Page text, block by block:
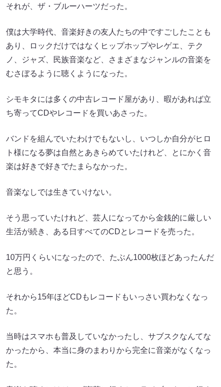
それが、ザ・ブルーハーツだった。
僕は大学時代、音楽好きの友人たちの中ですごしたことも
あり、ロックだけではなくヒップホップやレゲエ、テク
ノ、ジャズ、民族音楽など、さまざまなジャンルの音楽を
むさぼるように聴くようになった。
シモキタには多くの中古レコード屋があり、暇があれば立
ち寄ってCDやレコードを買いあさった。
バンドを組んでいたわけでもないし、いつしか自分がヒロ
ト様になる夢は自然とあきらめていたけれど、とにかく音
楽は好きで好きでたまらなかった。
音楽なしでは生きていけない。
そう思っていたけれど、芸人になってから金銭的に厳しい
生活が続き、ある日すべてのCDとレコードを売った。
10万円くらいになったので、たぶん1000枚ほどあったんだ
と思う。
それから15年ほどCDもレコードもいっさい買わなくなっ
た。
当時はスマホも普及していなかったし、サブスクなんてな
かったから、本当に身のまわりから完全に音楽がなくなっ
た。